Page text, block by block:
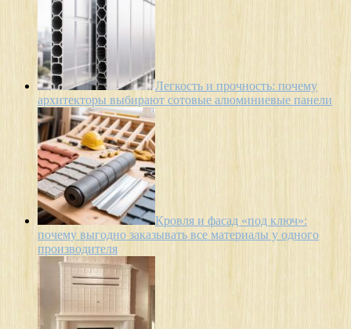
Легкость и прочность: почему
архитекторы выбирают сотовые алюминиевые панели
Кровля и фасад «под ключ»:
почему выгодно заказывать все материалы у одного
производителя